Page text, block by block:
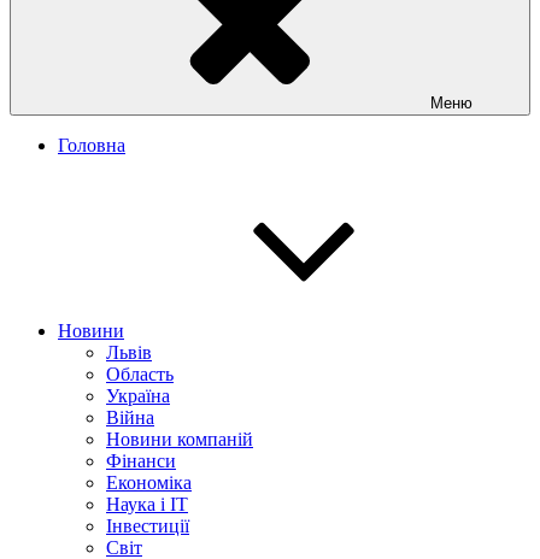
Меню
Головна
Новини
Львів
Область
Україна
Війна
Новини компаній
Фінанси
Економіка
Наука і IT
Інвестиції
Світ